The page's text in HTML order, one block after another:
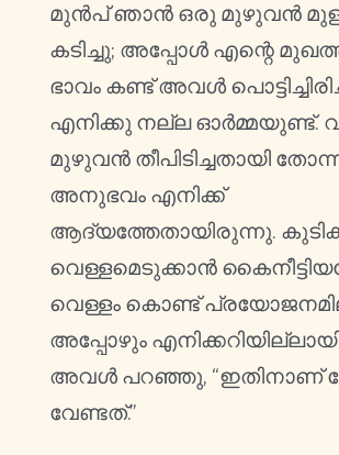
മുൻപ് ഞാൻ ഒരു മുഴുവൻ
കടിച്ചു; അപ്പോൾ എന്റെ
ഭാവം കണ്ട് അവൾ
എനിക്കു നല്ല ഓർമ്മയുണ്ട്.
മുഴുവൻ തീപിടിച്ചതായി
അനുഭവം എനിക്ക്
ആദ്യത്തേതായിരുന്നു.
വെള്ളമെടുക്കാൻ
വെള്ളം കൊണ്ട്
അപ്പോഴും
അവൾ പറഞ്ഞു, “ഇതിനാണ്
വേണ്ടത്.”